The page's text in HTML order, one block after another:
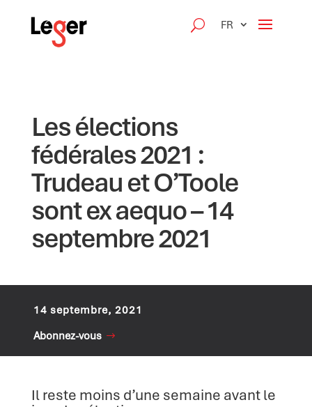
FR
Les élections
fédérales 2021 :
Trudeau et O’Toole
sont ex aequo – 14
septembre 2021
14 septembre, 2021
Abonnez-vous
Il reste moins d’une semaine avant le